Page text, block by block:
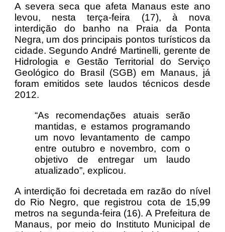
A severa seca que afeta Manaus este ano
levou, nesta terça-feira (17), à nova
interdição do banho na Praia da Ponta
Negra, um dos principais pontos turísticos da
cidade. Segundo André Martinelli, gerente de
Hidrologia e Gestão Territorial do Serviço
Geológico do Brasil (SGB) em Manaus, já
foram emitidos sete laudos técnicos desde
2012.
“As recomendações atuais serão
mantidas, e estamos programando
um novo levantamento de campo
entre outubro e novembro, com o
objetivo de entregar um laudo
atualizado”, explicou.
A interdição foi decretada em razão do nível
do Rio Negro, que registrou cota de 15,99
metros na segunda-feira (16). A Prefeitura de
Manaus, por meio do Instituto Municipal de